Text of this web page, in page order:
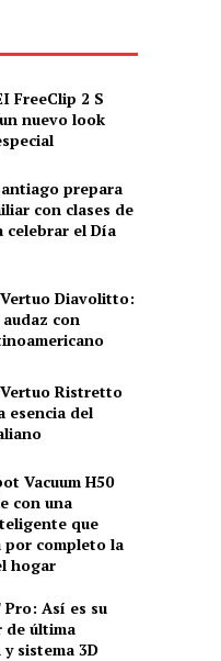
FreeClip 2 S
nuevo look
prepara
con clases de
celebrar el Día
Diavolitto:
con
Ristretto
esencia del
Vacuum H50
con una
que
por completo la
hogar
Así es su
de última
sistema 3D